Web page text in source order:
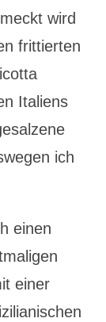
wird
frittierten
Italiens
ich
einen
einer